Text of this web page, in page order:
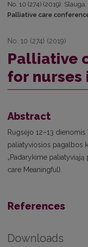
No. 10 (274) (2019):
Palliative care
No. 10 (274) (2019)
Palliative
for nurses
Abstract
Rugsėjo 12–13
paliatyviosios pagalbos
„Padarykime
care Meaningful).
References
Downloads